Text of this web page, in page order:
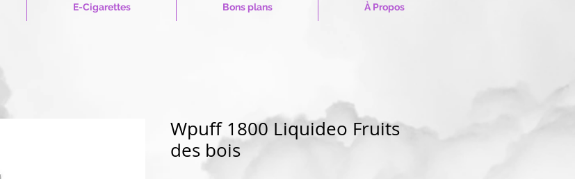
E-Cigarettes Bons plans À Propos
Wpuff 1800 Liquideo Fruits
des bois